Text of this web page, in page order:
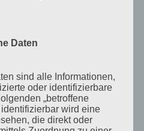
Daten
sind alle Informationen,
oder identifizierbare
„betroffene
wird eine
die direkt oder